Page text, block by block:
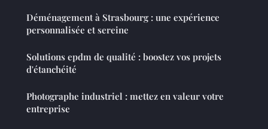
Déménagement à Strasbourg : une expérience
personnalisée et sereine
Solutions epdm de qualité : boostez vos projets
d'étanchéité
Photographe industriel : mettez en valeur votre
entreprise